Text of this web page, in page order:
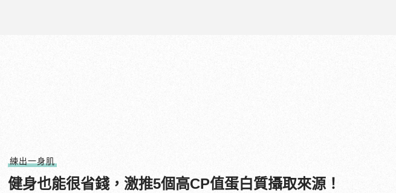
練出一身肌
健身也能很省錢，激推5個高CP值蛋白質攝取來源！